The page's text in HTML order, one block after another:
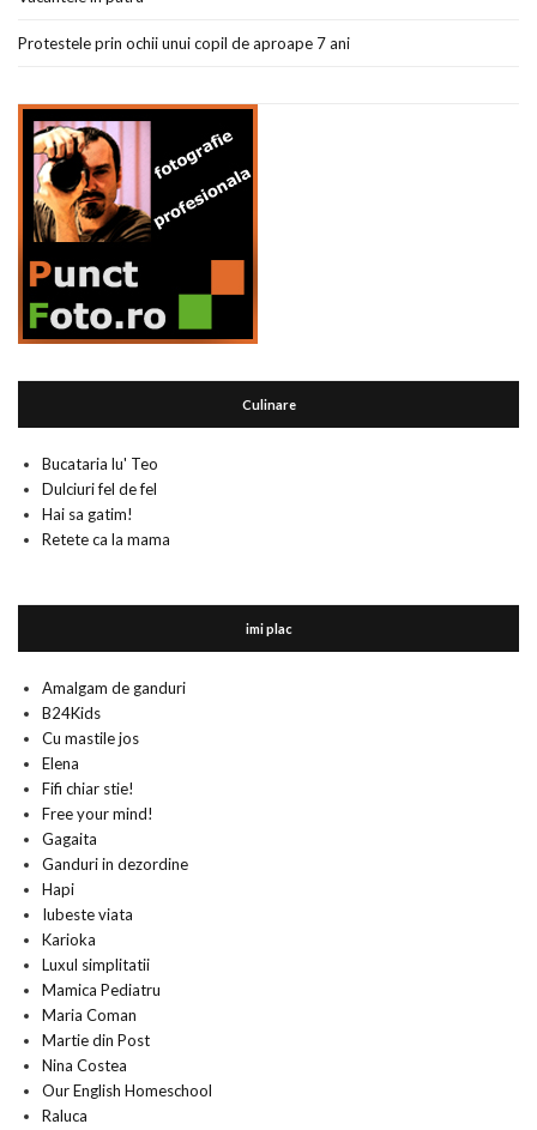
Protestele prin ochii unui copil de aproape 7 ani
Culinare
Bucataria lu' Teo
Dulciuri fel de fel
Hai sa gatim!
Retete ca la mama
imi plac
Amalgam de ganduri
B24Kids
Cu mastile jos
Elena
Fifi chiar stie!
Free your mind!
Gagaita
Ganduri in dezordine
Hapi
Iubeste viata
Karioka
Luxul simplitatii
Mamica Pediatru
Maria Coman
Martie din Post
Nina Costea
Our English Homeschool
Raluca